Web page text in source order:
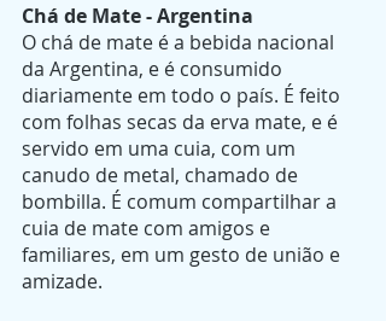
Chá de Mate - Argentina
O chá de mate é a bebida nacional
da Argentina, e é consumido
diariamente em todo o país. É feito
com folhas secas da erva mate, e é
servido em uma cuia, com um
canudo de metal, chamado de
bombilla. É comum compartilhar a
cuia de mate com amigos e
familiares, em um gesto de união e
amizade.